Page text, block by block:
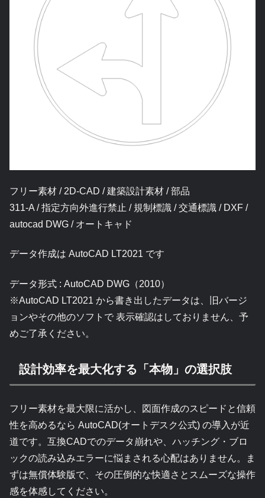
フリー素材 / 2D-CAD / 建築設計素材 / 部品
311-A / 指定方向外進行禁止 / 規制標識 / 交通標識 / DXF /
autocad DWG / オートキャド
データ作成は AutoCAD LT2021 です
データ形式 : AutoCAD DWG（2010）
※AutoCAD LT2021 から書き出したデータは、旧バージ
ョンやその他のソフトで 表示確認はしておりません、予
めご了承ください。
設計効率を最大化する「本物」の選択肢
フリー素材を最大限に活かし、図面作成のスピードと信頼
性を高めるなら AutoCAD(オートデスク公式) の導入が近
道です。互換CADでのデータ崩れや、ハッチング・ブロ
ックの読み込みエラーに悩まされる心配はありません。ま
ずは無償体験版で、その圧倒的な快適さとスムーズな操作
感を体感してください。